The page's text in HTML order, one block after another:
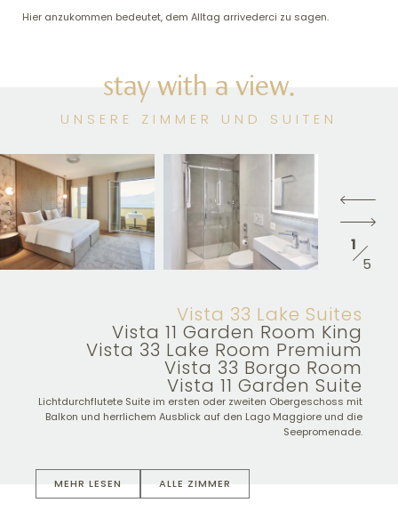
Hier anzukommen bedeutet, dem Alltag arrivederci zu sagen.
stay with a view.
UNSERE ZIMMER UND SUITEN
1
5
Vista 33 Lake Suites
Vista 11 Garden Room King
Vista 33 Lake Room Premium
Vista 33 Borgo Room
Vista 11 Garden Suite
Lichtdurchflutete Suite im ersten oder zweiten Obergeschoss mit
Balkon und herrlichem Ausblick auf den Lago Maggiore und die
Seepromenade.
MEHR LESEN ALLE ZIMMER